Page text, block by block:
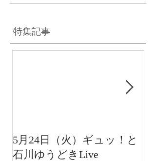
特集記事
5月24日（火）ギュッ！と
石川ゆうどきLive